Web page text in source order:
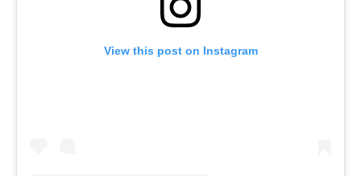
View this post on Instagram